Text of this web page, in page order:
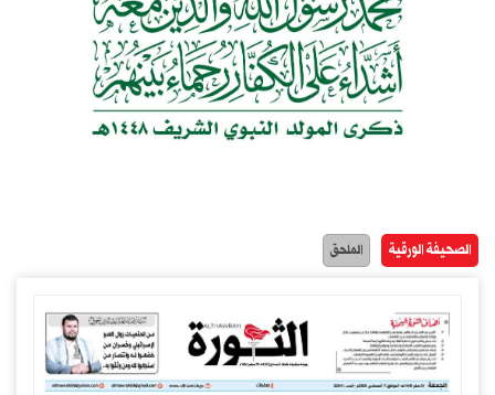
الصحيفة الورقية الملحق